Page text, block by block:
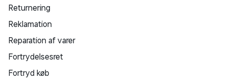
Returnering
Reklamation
Reparation af varer
Fortrydelsesret
Fortryd køb